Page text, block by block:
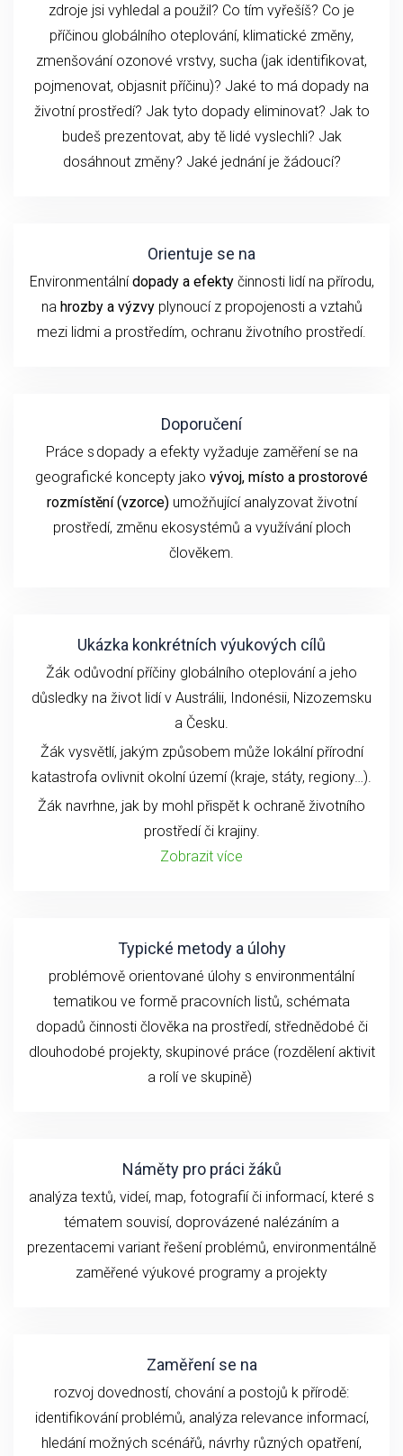
zdroje jsi vyhledal a použil? Co tím vyřešíš? Co je
příčinou globálního oteplování, klimatické změny,
zmenšování ozonové vrstvy, sucha (jak identifikovat,
pojmenovat, objasnit příčinu)? Jaké to má dopady na
životní prostředí? Jak tyto dopady eliminovat? Jak to
budeš prezentovat, aby tě lidé vyslechli? Jak
dosáhnout změny? Jaké jednání je žádoucí?
Orientuje se na
Environmentálnídopady a efektyčinnosti lidí na přírodu,
na hrozby a výzvyplynoucí z propojenosti a vztahů
mezi lidmi a prostředím, ochranu životního prostředí.
Doporučení
Práce s dopady a efekty vyžaduje zaměření se na
geografické koncepty jako vývoj, místo a prostorové
rozmístění (vzorce)umožňující analyzovat životní
prostředí, změnu ekosystémů a využívání ploch
člověkem.
Ukázka konkrétních výukových cílů
Žák odůvodní příčiny globálního oteplování a jeho
důsledky na život lidí v Austrálii, Indonésii, Nizozemsku
a Česku.
Žák vysvětlí, jakým způsobem může lokální přírodní
katastrofa ovlivnit okolní území (kraje, státy, regiony…).
Žák navrhne, jak by mohl přispět k ochraně životního
prostředí či krajiny.
Zobrazit více
Typické metody a úlohy
problémově orientované úlohy s environmentální
tematikou ve formě pracovních listů, schémata
dopadů činnosti člověka na prostředí, střednědobé či
dlouhodobé projekty, skupinové práce (rozdělení aktivit
a rolí ve skupině)
Náměty pro práci žáků
analýza textů, videí, map, fotografií či informací, které s
tématem souvisí, doprovázené nalézáním a
prezentacemi variant řešení problémů, environmentálně
zaměřené výukové programy a projekty
Zaměření se na
rozvoj dovedností, chování a postojů k přírodě:
identifikování problémů, analýza relevance informací,
hledání možných scénářů, návrhy různých opatření,